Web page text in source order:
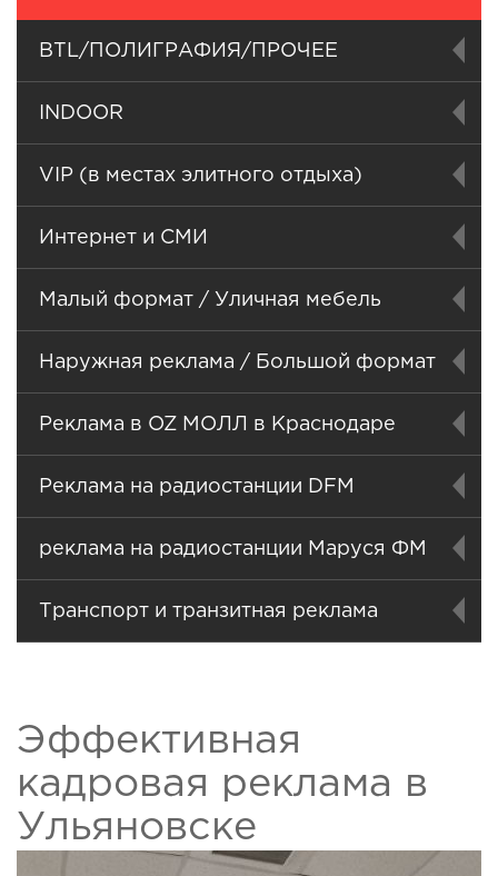
BTL/ПОЛИГРАФИЯ/ПРОЧЕЕ
INDOOR
VIP (в местах элитного отдыха)
Интернет и СМИ
Малый формат / Уличная мебель
Наружная реклама / Большой формат
Реклама в OZ МОЛЛ в Краснодаре
Реклама на радиостанции DFM
реклама на радиостанции Маруся ФМ
Транспорт и транзитная реклама
Эффективная
кадровая реклама в
Ульяновске